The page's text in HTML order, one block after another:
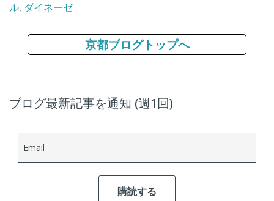
ル, ダイネーゼ
京都ブログトップへ
ブログ最新記事を通知 (週1回)
Email